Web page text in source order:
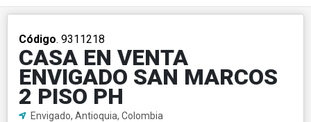
Código. 9311218
CASA EN VENTA
ENVIGADO SAN MARCOS
2 PISO PH
Envigado, Antioquia, Colombia